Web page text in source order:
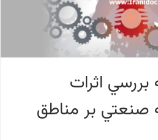
بررسي اثرات
صنعتي بر مناطق